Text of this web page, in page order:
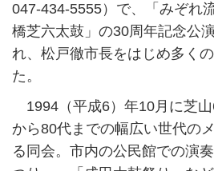
047-434-5555）で、「みぞ
橋芝六太鼓」の30周年記念公
れ、松戸徹市長をはじめ多く
た。
1994（平成6）年10月に芝
から80代までの幅広い世代の
る同会。市内の公民館での演